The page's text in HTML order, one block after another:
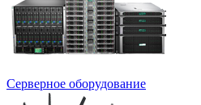
Серверное оборудование